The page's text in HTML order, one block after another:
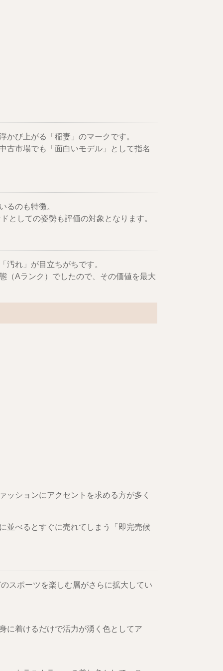
び上がる「稲妻」のマークです。
古市場でも「面白いモデル」として指名
るのも特徴。
としての姿勢も評価の対象となります。
汚れ」が目立ちがちです。
（Aランク）でしたので、その価値を最大
ッションにアクセントを求める方が多く
並べるとすぐに売れてしまう「即完売候
スポーツを楽しむ層がさらに拡大してい
に着けるだけで活力が湧く色としてア